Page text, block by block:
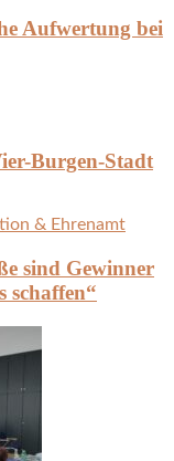
Aufwertung bei
Burgen-Stadt
& Ehrenamt
sind Gewinner
schaffen“